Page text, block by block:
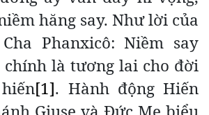
hăng say. Như lời của
Phanxicô: Niềm say
là tương lai cho đời
[1]. Hành động Hiến